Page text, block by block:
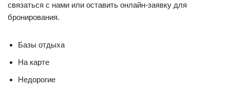
связаться с нами или оставить онлайн-заявку для
бронирования.
Базы отдыха
На карте
Недорогие